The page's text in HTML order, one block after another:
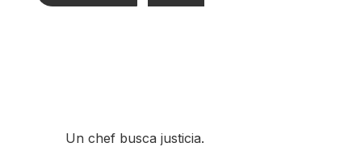
Un chef busca justicia.